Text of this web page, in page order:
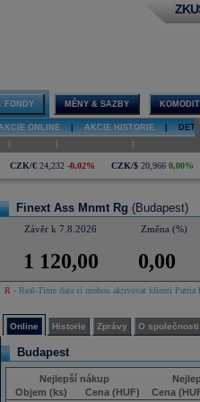
FONDY MĚNY & SAZBY
ONLINE AKCIE HISTORIE
CZK/€ 24,232 -0,02% CZK/$ 20,966 0,00%
Finext Ass Mnmt Rg (Budapest)
Závěr k 7.8.2026 Změna (%)
1 120,00 0,00
R - Real-Time data si mohou aktivovat klienti
Online Historie Zprávy O společnosti
Budapest
Nejlepší nákup
Objem (ks)
Cena (HUF)
Cena